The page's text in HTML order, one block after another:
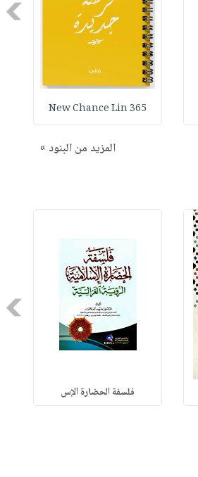
365 New Chance Lin
المزيد من البنود »
فلسفة الحضارة الإس